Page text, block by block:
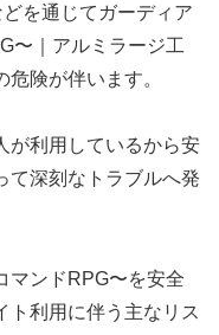
を通じてガーディア
〜｜アルミラージ工
険が伴います。
が利用しているから安
て深刻なトラブルへ発
マンドRPG〜を安全
ト利用に伴う主なリス